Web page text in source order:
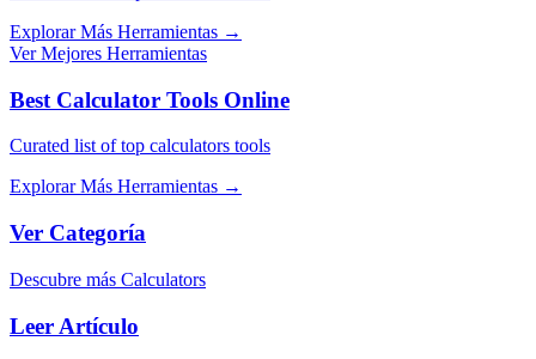
Explorar Más Herramientas →
Ver Mejores Herramientas
Best Calculator Tools Online
Curated list of top calculators tools
Explorar Más Herramientas →
Ver Categoría
Descubre más Calculators
Leer Artículo